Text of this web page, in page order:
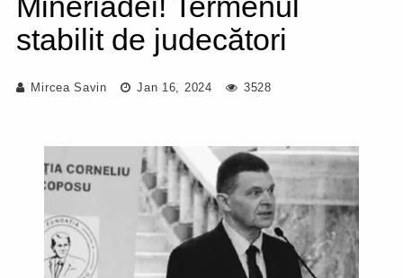
stabilit de judecători
Mircea Savin Jan 16, 2024 3528